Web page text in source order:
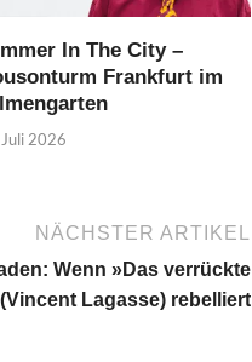
In The City –
Frankfurt im
2026
NÄCHSTER ARTIKEL
Wenn »Das verrückte
Lagasse) rebelliert